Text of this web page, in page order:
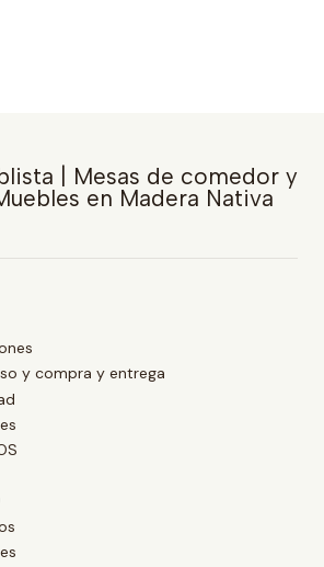
| Mesas de comedor y
en Madera Nativa
y compra y entrega